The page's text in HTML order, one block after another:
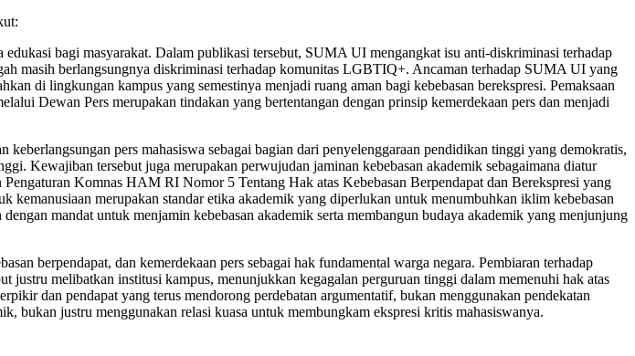
edukasi bagi masyarakat. Dalam publikasi tersebut, SUMA UI mengangkat isu anti-diskriminasi terhadap
masih berlangsungnya diskriminasi terhadap komunitas LGBTIQ+. Ancaman terhadap SUMA UI yang
di lingkungan kampus yang semestinya menjadi ruang aman bagi kebebasan berekspresi. Pemaksaan
Dewan Pers merupakan tindakan yang bertentangan dengan prinsip kemerdekaan pers dan menjadi
pers mahasiswa sebagai bagian dari penyelenggaraan pendidikan tinggi yang demokratis,
Kewajiban tersebut juga merupakan perwujudan jaminan kebebasan akademik sebagaimana diatur
Komnas HAM RI Nomor 5 Tentang Hak atas Kebebasan Berpendapat dan Berekspresi yang
merupakan standar etika akademik yang diperlukan untuk menumbuhkan iklim kebebasan
mandat untuk menjamin kebebasan akademik serta membangun budaya akademik yang menjunjung
berpendapat, dan kemerdekaan pers sebagai hak fundamental warga negara. Pembiaran terhadap
melibatkan institusi kampus, menunjukkan kegagalan perguruan tinggi dalam memenuhi hak atas
dan pendapat yang terus mendorong perdebatan argumentatif, bukan menggunakan pendekatan
bukan justru menggunakan relasi kuasa untuk membungkam ekspresi kritis mahasiswanya.